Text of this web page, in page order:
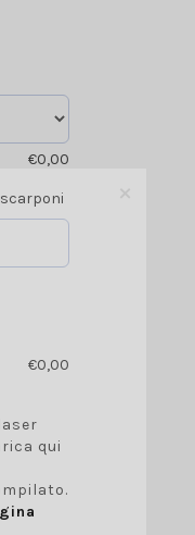
€0,00
€0,00
qui